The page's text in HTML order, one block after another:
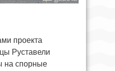
проекта
Руставели
на спорные